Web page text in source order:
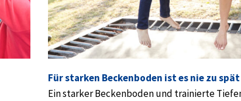
Für starken Beckenboden ist es nie zu spät
Ein starker Beckenboden und trainierte